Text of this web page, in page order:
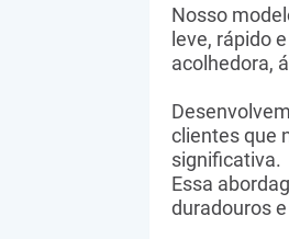
Nosso
leve, rápido
acolhedora,
clientes que
significativa.
Essa
duradouros